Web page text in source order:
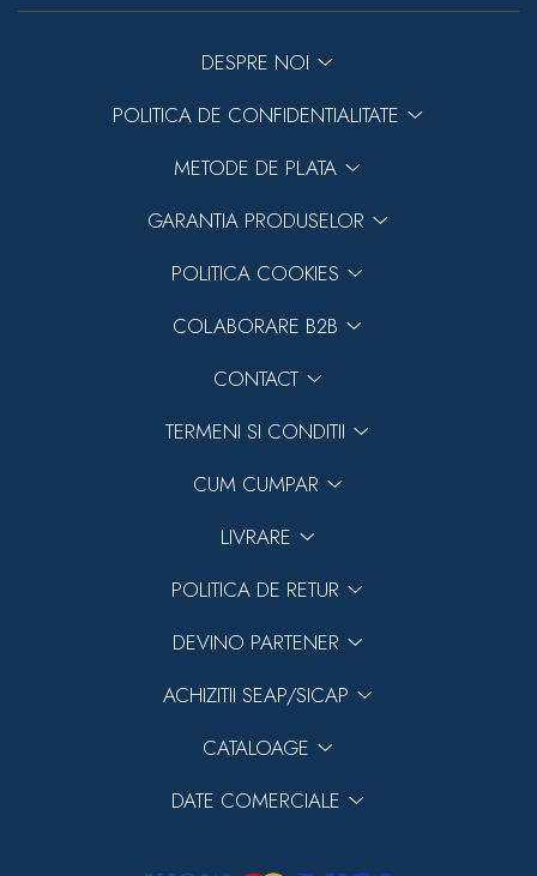
DESPRE NOI
POLITICA DE CONFIDENTIALITATE
METODE DE PLATA
GARANTIA PRODUSELOR
POLITICA COOKIES
COLABORARE B2B
CONTACT
TERMENI SI CONDITII
CUM CUMPAR
LIVRARE
POLITICA DE RETUR
DEVINO PARTENER
ACHIZITII SEAP/SICAP
CATALOAGE
DATE COMERCIALE